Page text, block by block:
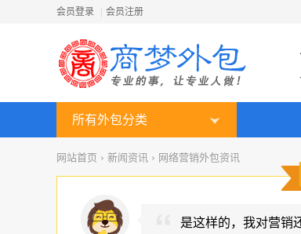
会员登录 会员注册
所有外包分类
网站首页 › 新闻资讯 › 网络营销外包资讯
是这样的，我对营销